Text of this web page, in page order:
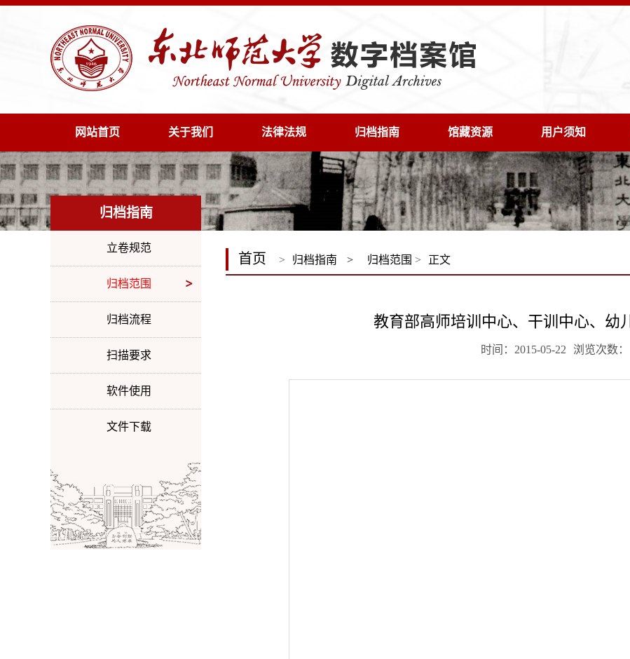
网站首页 关于我们 法律法规 归档指南 馆藏资源 用户须知
归档指南
立卷规范
归档范围
归档流程
扫描要求
软件使用
文件下载
首页 > 归档指南 > 归档范围 > 正文
教育部高师培训中心、干训中心、幼
时间：2015-05-22 浏览次数：